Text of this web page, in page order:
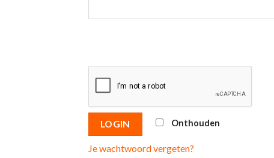
LOGIN Onthouden
Je wachtwoord vergeten?